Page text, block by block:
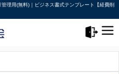
理用(無料)｜ビジネス書式テンプレート【経費削